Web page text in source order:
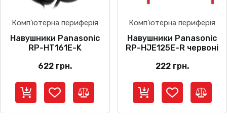
Комп’ютерна периферія
Навушники Panasonic
RP-HT161E-K
622 грн.
Комп’ютерна периферія
Навушники Panasonic
RP-HJE125E-R червоні
222 грн.